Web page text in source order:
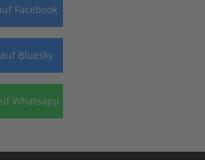
Facebook
Bluesky
Whatsapp